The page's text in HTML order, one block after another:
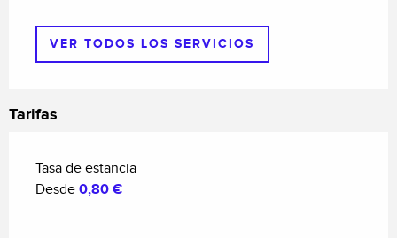
VER TODOS LOS SERVICIOS
Tarifas
Tasa de estancia
Desde 0,80 €